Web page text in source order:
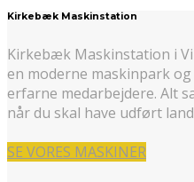
Kirkebæk Maskinstation
Kirkebæk Maskinstation i
en moderne maskinpark
erfarne medarbejdere. Alt
når du skal have udført
SE VORES MASKINER